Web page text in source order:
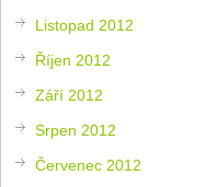
Listopad 2012
Říjen 2012
Září 2012
Srpen 2012
Červenec 2012